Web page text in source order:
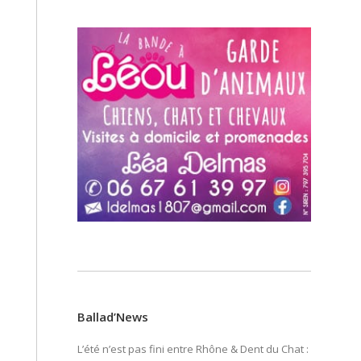
Ballad’News
L’été n’est pas fini entre Rhône & Dent du Chat :